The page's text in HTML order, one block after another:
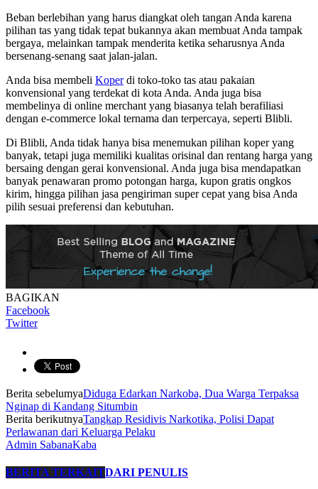
Beban berlebihan yang harus diangkat oleh tangan Anda karena
pilihan tas yang tidak tepat bukannya akan membuat Anda tampak
bergaya, melainkan tampak menderita ketika seharusnya Anda
bersenang-senang saat jalan-jalan.
Anda bisa membeli Koperdi toko-toko tas atau pakaian
konvensional yang terdekat di kota Anda. Anda juga bisa
membelinya di online merchant yang biasanya telah berafiliasi
dengan e-commerce lokal ternama dan terpercaya, seperti Blibli.
Di Blibli, Anda tidak hanya bisa menemukan pilihan koper yang
banyak, tetapi juga memiliki kualitas orisinal dan rentang harga yang
bersaing dengan gerai konvensional. Anda juga bisa mendapatkan
banyak penawaran promo potongan harga, kupon gratis ongkos
kirim, hingga pilihan jasa pengiriman super cepat yang bisa Anda
pilih sesuai preferensi dan kebutuhan.
BAGIKAN
Facebook
Twitter
Berita sebelumyaDiduga Edarkan Narkoba, Dua Warga Terpaksa
Nginap di Kandang Situmbin
Berita berikutnyaTangkap Residivis Narkotika, Polisi Dapat
Perlawanan dari Keluarga Pelaku
Admin SabanaKaba
BERITA TERKAITDARI PENULIS